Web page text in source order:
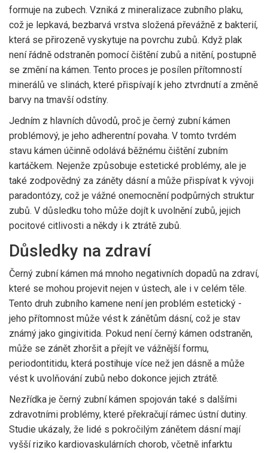
formuje na zubech. Vzniká z mineralizace zubního plaku,
což je lepkavá, bezbarvá vrstva složená převážně z bakterií,
která se přirozeně vyskytuje na povrchu zubů. Když plak
není řádně odstraněn pomocí čištění zubů a nitění, postupně
se změní na kámen. Tento proces je posílen přítomností
minerálů ve slinách, které přispívají k jeho ztvrdnutí a změně
barvy na tmavší odstíny.
Jedním z hlavních důvodů, proč je černý zubní kámen
problémový, je jeho adherentní povaha. V tomto tvrdém
stavu kámen účinně odolává běžnému čištění zubním
kartáčkem. Nejenže způsobuje estetické problémy, ale je
také zodpovědný za záněty dásní a může přispívat k vývoji
paradontózy, což je vážné onemocnění podpůrných struktur
zubů. V důsledku toho může dojít k uvolnění zubů, jejich
pocitové citlivosti a někdy i k ztrátě zubů.
Důsledky na zdraví
Černý zubní kámen má mnoho negativních dopadů na zdraví,
které se mohou projevit nejen v ústech, ale i v celém těle.
Tento druh zubního kamene není jen problém estetický -
jeho přítomnost může vést k zánětům dásní, což je stav
známý jako gingivitida. Pokud není černý kámen odstraněn,
může se zánět zhoršit a přejít ve vážnější formu,
periodontitidu, která postihuje více než jen dásně a může
vést k uvolňování zubů nebo dokonce jejich ztrátě.
Nezřídka je černý zubní kámen spojován také s dalšími
zdravotními problémy, které překračují rámec ústní dutiny.
Studie ukázaly, že lidé s pokročilým zánětem dásní mají
vyšší riziko kardiovaskulárních chorob, včetně infarktu